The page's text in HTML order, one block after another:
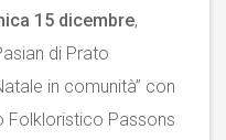
15 dicembre,
di Prato
in comunità” con
Folkloristico Passons